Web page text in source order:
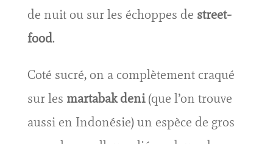
de nuit ou sur les échoppes de street-
food.
Coté sucré, on a complètement craqué
sur les martabak deni(que l’on trouve
aussi en Indonésie) un espèce de gros